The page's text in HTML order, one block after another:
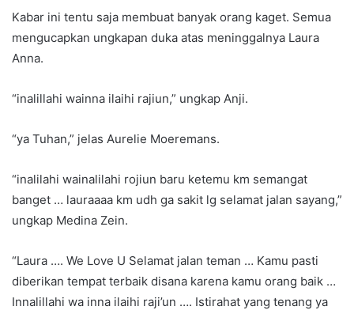
Kabar ini tentu saja membuat banyak orang kaget. Semua
mengucapkan ungkapan duka atas meninggalnya Laura
Anna.
“inalillahi wainna ilaihi rajiun,” ungkap Anji.
“ya Tuhan,” jelas Aurelie Moeremans.
“inalilahi wainalilahi rojiun baru ketemu km semangat
banget … lauraaaa km udh ga sakit lg selamat jalan sayang,”
ungkap Medina Zein.
“Laura …. We Love U Selamat jalan teman … Kamu pasti
diberikan tempat terbaik disana karena kamu orang baik …
Innalillahi wa inna ilaihi raji’un …. Istirahat yang tenang ya